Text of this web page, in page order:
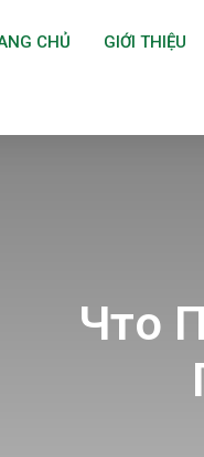
CHỦ GIỚI THIỆU
Что